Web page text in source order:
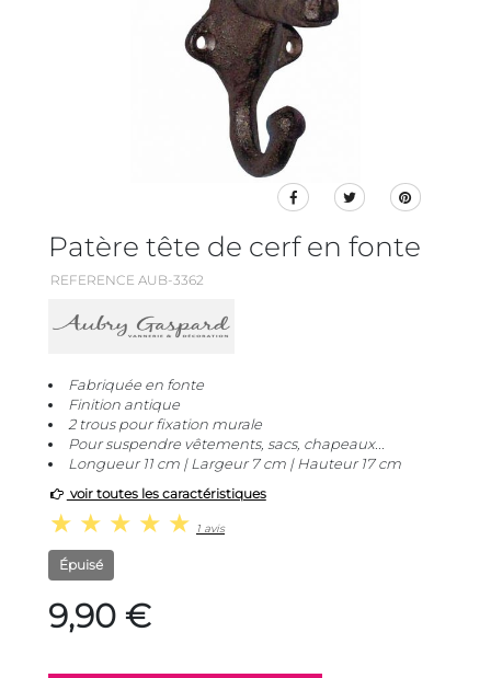
Patère tête de cerf en fonte
REFERENCE AUB-3362
Fabriquée en fonte
Finition antique
2 trous pour fixation murale
Pour suspendre vêtements, sacs, chapeaux...
Longueur 11 cm | Largeur 7 cm | Hauteur 17 cm
voir toutes les caractéristiques
1 avis
Épuisé
9,90 €